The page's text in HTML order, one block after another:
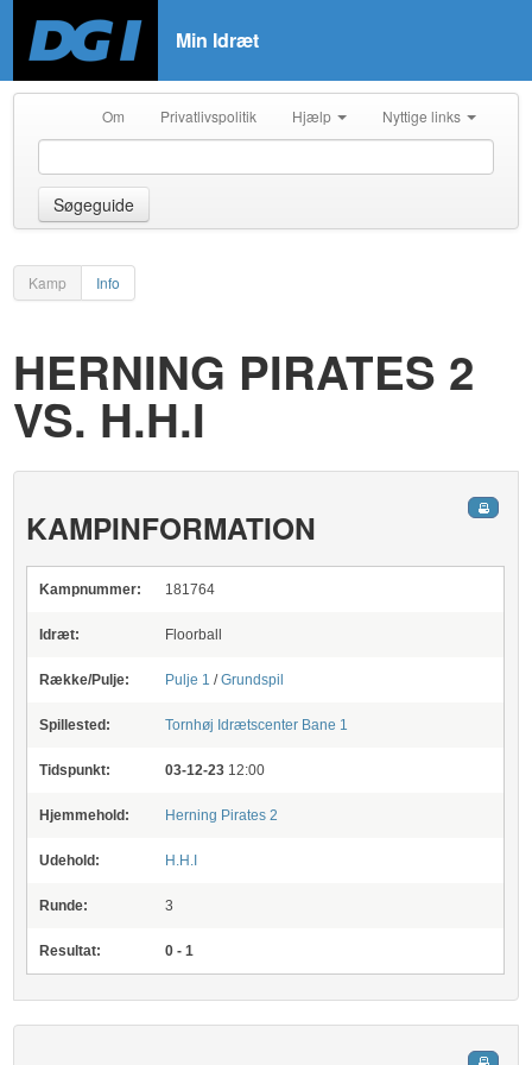
Min Idræt
Om Privatlivspolitik Hjælp Nyttige links
Søgeguide
Kamp Info
HERNING PIRATES 2
VS. H.H.I
KAMPINFORMATION
Kampnummer: 181764
Idræt: Floorball
Række/Pulje: Pulje 1 /Grundspil
Spillested: Tornhøj Idrætscenter Bane 1
Tidspunkt: 03-12-23 12:00
Hjemmehold: Herning Pirates 2
Udehold: H.H.I
Runde: 3
Resultat: 0 - 1